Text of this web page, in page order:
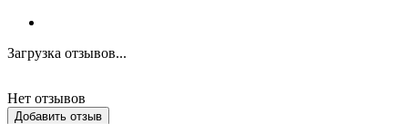
Загрузка отзывов...
Нет отзывов
Добавить отзыв